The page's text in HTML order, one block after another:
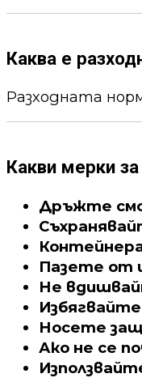
Каква е
Разходната
Какви мерки
Дръжте
Пазете от
Не
Носете
Ако не се